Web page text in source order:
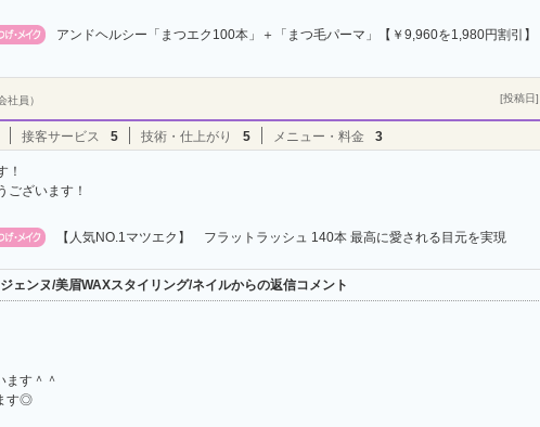
アンドヘルシー「まつエク100本」＋「まつ毛パーマ」【￥9,960を1,980円割引】
社員） [投稿日
接客サービス 5 技術・仕上がり 5 メニュー・料金 3
！
ございます！
【人気NO.1マツエク】 フラットラッシュ 140本 最高に愛される目元を実現
ェンヌ/美眉WAXスタイリング/ネイルからの返信コメント
ます＾＾
す◎